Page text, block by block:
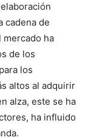
cadena de
mercado ha
de los
los
altos al adquirir
alza, este se ha
ha influido